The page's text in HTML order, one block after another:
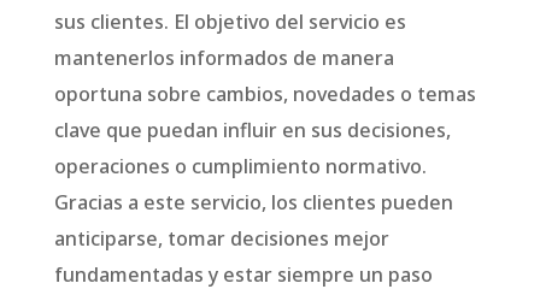
sus clientes. El objetivo del servicio es
mantenerlos informados de manera
oportuna sobre cambios, novedades o temas
clave que puedan influir en sus decisiones,
operaciones o cumplimiento normativo.
Gracias a este servicio, los clientes pueden
anticiparse, tomar decisiones mejor
fundamentadas y estar siempre un paso